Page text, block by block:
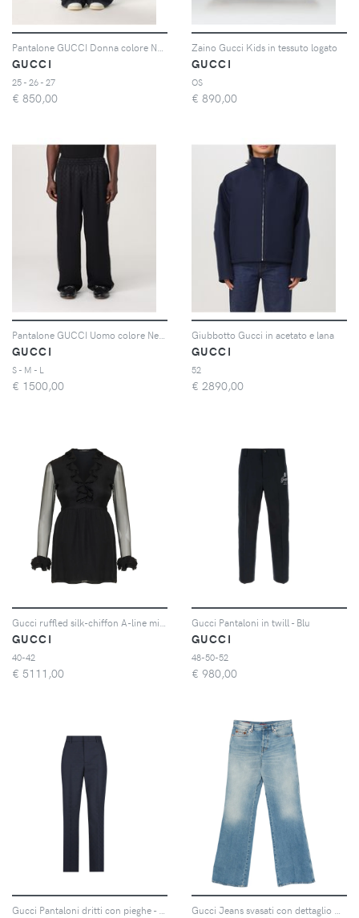
GUCCI
25 - 26 - 27
€ 850,00
Zaino Gucci Kids in tessuto logato
GUCCI
OS
€ 890,00
GUCCI
S - M - L
€ 1500,00
Giubbotto Gucci in acetato e lana
GUCCI
52
€ 2890,00
GUCCI
40-42
€ 5111,00
Gucci Pantaloni in twill - Blu
GUCCI
48-50-52
€ 980,00